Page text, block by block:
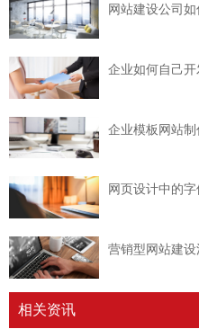
网站建设公司
企业如何自己
企业模板网站制
网页设计中的
营销型网站建设
相关资讯